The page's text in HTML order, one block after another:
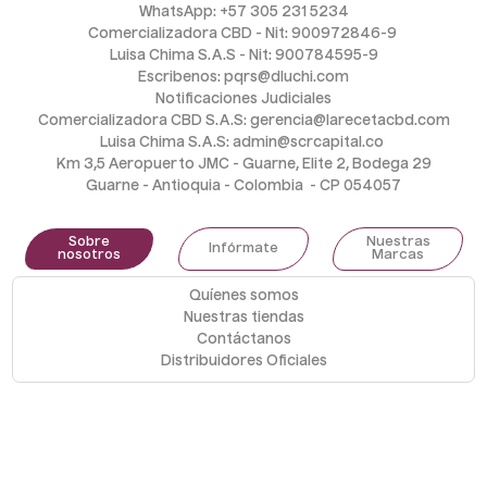
WhatsApp: +57 305 231 5234
Comercializadora CBD - Nit: 900972846-9
Luisa Chima S.A.S - Nit: 900784595-9
Escribenos: pqrs@dluchi.com
Notificaciones Judiciales
Comercializadora CBD S.A.S: gerencia@larecetacbd.com
Luisa Chima S.A.S: admin@scrcapital.co
Km 3,5 Aeropuerto JMC - Guarne, Elite 2, Bodega 29
Guarne - Antioquia - Colombia  - CP 054057
Sobre
nosotros
Infórmate
Nuestras
Marcas
Quíenes somos
Nuestras tiendas
Contáctanos
Distribuidores Oficiales